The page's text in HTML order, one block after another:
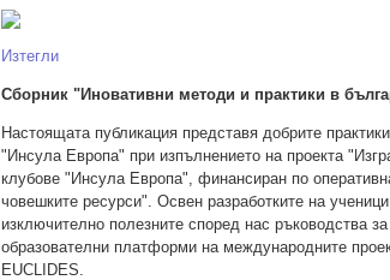
Изтегли
Сборник "Иновативни методи и практики в
Настоящата публикация представя добрите
"Инсула Европа" при изпълнението на проекта
клубове "Инсула Европа", финансиран по
човешките ресурси". Освен разработките на
изключително полезните според нас ръководства
образователни платформи на международните
EUCLIDES.